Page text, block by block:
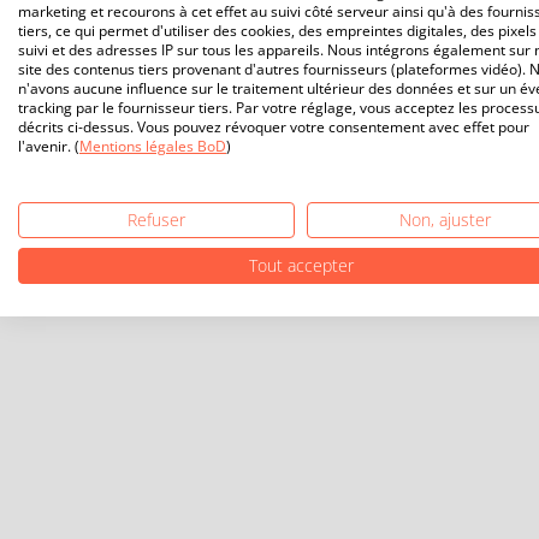
marketing et recourons à cet effet au suivi côté serveur ainsi qu'à des
tiers, ce qui permet d'utiliser des cookies, des empreintes digitales, des
suivi et des adresses IP sur tous les appareils. Nous intégrons également sur
site des contenus tiers provenant d'autres fournisseurs (plateformes vidéo).
n'avons aucune influence sur le traitement ultérieur des données et sur un
tracking par le fournisseur tiers. Par votre réglage, vous acceptez les
décrits ci-dessus. Vous pouvez révoquer votre consentement avec effet pour
l'avenir. (Mentions légales BoD)
Refuser
Non, ajuster
Tout accepter